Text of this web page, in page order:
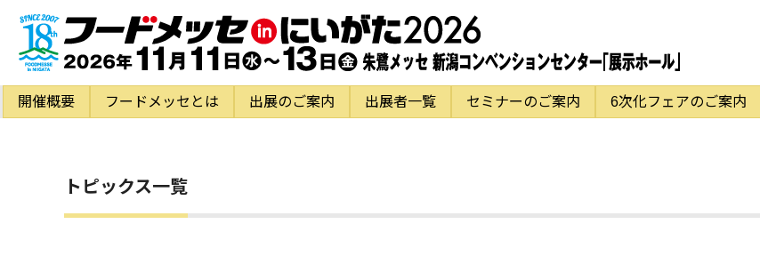
開催概要 フードメッセとは 出展のご案内 出展者一覧 セミナーのご案内 6次化フェアのご案内
トピックス一覧